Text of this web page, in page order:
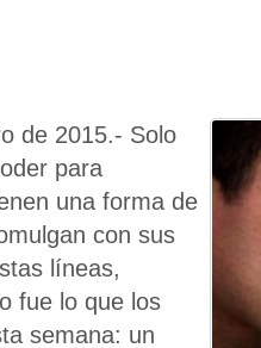
de 2015.- Solo
para
una forma de
con sus
líneas,
fue lo que los
semana: un